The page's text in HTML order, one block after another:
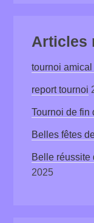
Articles
tournoi
report tournoi
Tournoi de fin
Belles fêtes
Belle réussite
2025